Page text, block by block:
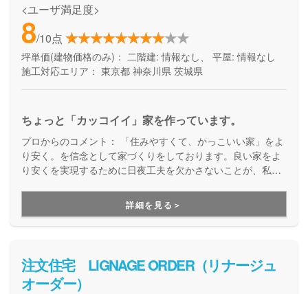
<ユーザ満足度>
8/10点
坪単価(建物価格のみ)： 二階建: 情報なし、 平屋: 情報なし
施工対応エリア： 東京都 神奈川県 茨城県
ちょっと「カッコイイ」家を作っています。
プロからのコメント：
「住みやすくて、かっこいい家」をよ
り安く。を信念として家づくりをしております。良い家をよ
り安くを実現するために日夜工夫を欠かさないことが、私た
詳細を見る＞
注文住宅 LiGNAGE ORDER（リナージュ
オーダー）